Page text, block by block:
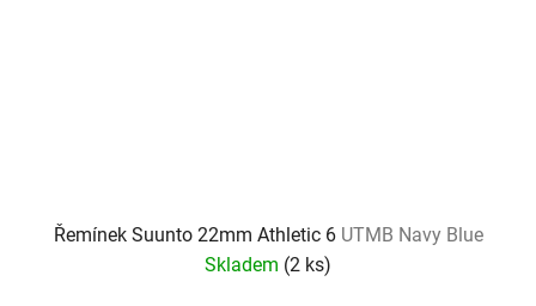
Řemínek Suunto 22mm Athletic 6 UTMB Navy Blue
Skladem (2 ks)